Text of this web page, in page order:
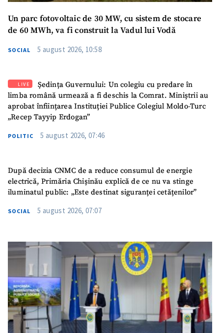
Un parc fotovoltaic de 30 MW, cu sistem de stocare
de 60 MWh, va fi construit la Vadul lui Vodă
SOCIAL 5 august 2026, 10:58
LIVE
Ședința Guvernului: Un colegiu cu predare în
limba română urmează a fi deschis la Comrat. Miniștrii au
aprobat înființarea Instituției Publice Colegiul Moldo-Turc
„Recep Tayyip Erdogan”
POLITIC 5 august 2026, 07:46
După decizia CNMC de a reduce consumul de energie
electrică, Primăria Chișinău explică de ce nu va stinge
iluminatul public: „Este destinat siguranței cetățenilor”
SOCIAL 5 august 2026, 07:07